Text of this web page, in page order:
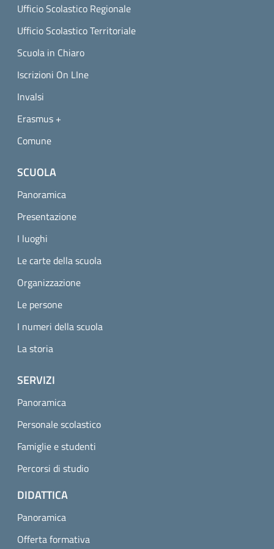
Ufficio Scolastico Regionale
Ufficio Scolastico Territoriale
Scuola in Chiaro
Iscrizioni On LIne
Invalsi
Erasmus +
Comune
SCUOLA
Panoramica
Presentazione
I luoghi
Le carte della scuola
Organizzazione
Le persone
I numeri della scuola
La storia
SERVIZI
Panoramica
Personale scolastico
Famiglie e studenti
Percorsi di studio
DIDATTICA
Panoramica
Offerta formativa